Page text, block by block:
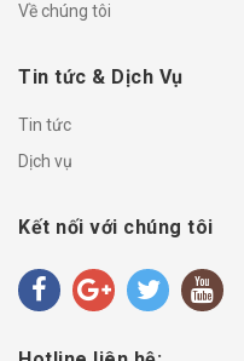
Về chúng tôi
Tin tức & Dịch Vụ
Tin tức
Dịch vụ
Kết nối với chúng tôi